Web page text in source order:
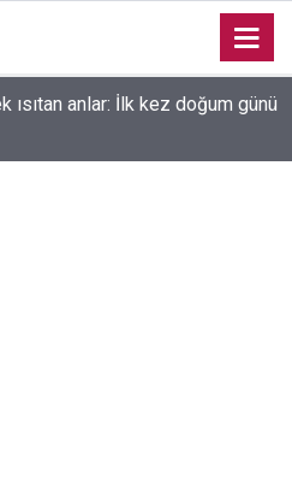
ısıtan anlar: İlk kez doğum günü
salonunda kavga: Yaralılar var